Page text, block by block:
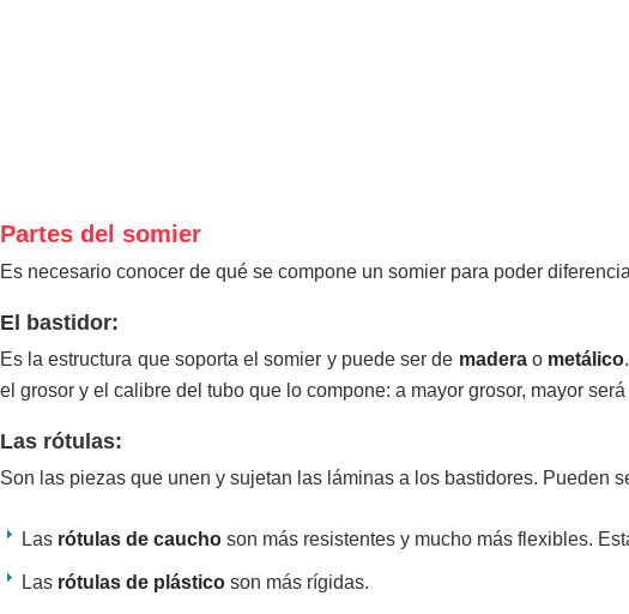
Partes del somier
Es necesario conocer de qué se compone un somier para poder
El bastidor:
Es la estructura que soporta el somier y puede ser de maderao metálico
el grosor y el calibre del tubo que lo compone: a mayor grosor, mayor
Las rótulas:
Son las piezas que unen y sujetan las láminas a los bastidores. Pueden
Las rótulas de caucho son más resistentes y mucho más flexibles.
Las rótulas de plástico son más rígidas.